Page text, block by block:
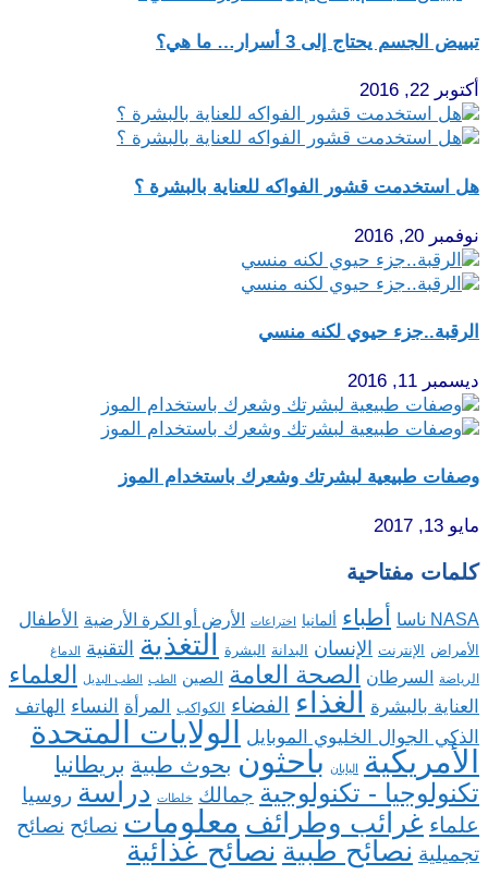
تبييض الجسم يحتاج إلى 3 أسرار… ما هي؟
أكتوبر 22, 2016
هل استخدمت قشور الفواكه للعناية بالبشرة ؟
نوفمبر 20, 2016
الرقبة..جزء حيوي لكنه منسي
ديسمبر 11, 2016
وصفات طبيعية لبشرتك وشعرك باستخدام الموز
مايو 13, 2017
كلمات مفتاحية
NASA ناسا أطباء ألمانيا اختراعات الأرض أو الكرة الأرضية الأطفال
الأمراض الإنترنت الإنسان البدانة البشرة التغذية التقنية الدماغ
الرياضة السرطان الصحة العامة الصين الطب الطب البديل العلماء
العناية بالبشرة الغذاء الفضاء الكواكب المرأة النساء
الهاتف
الذكي الجوال الخليوي الموبايل
الولايات المتحدة
الأمريكية
اليابان باحثون بحوث طبية بريطانيا
تكنولوجيا - تكنولوجية جمالك خلطات دراسة روسيا
علماء غرائب وطرائف معلومات نصائح نصائح
تجميلية نصائح طبية نصائح غذائية